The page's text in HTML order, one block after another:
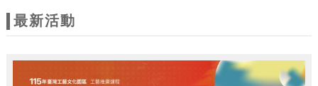
最新活動